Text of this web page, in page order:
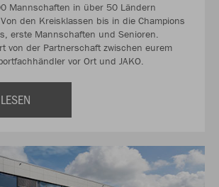
Mannschaften in über 50 Ländern
den Kreisklassen bis in die Champions
erste Mannschaften und Senioren.
von der Partnerschaft zwischen eurem
vor Ort und JAKO.